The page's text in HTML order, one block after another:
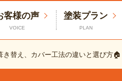
客様の声
VOICE
塗装プラン
PLAN
替え、カバー工法の違いと選び方🏠